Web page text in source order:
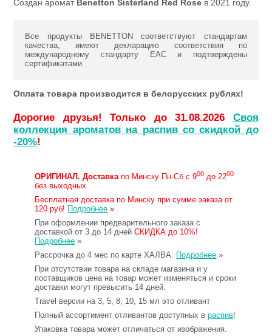
Создан ароматBenetton Sisterland Red Rose в 2021 году.
Все продукты BENETTON соответствуют стандартам
качества, имеют декларацию соответствия по
международному стандарту ЕАС и подтверждены
сертификатами.
Оплата товара производится в белорусских рублях!
Дорогие друзья! Только до 31.08.2026 Своя
коллекция ароматов на распив со скидкой до
-20%!
ОРИГИНАЛ. Доставкапо Минску Пн-Сб с 900 до 2200
без выходных.
Бесплатная доставка по Минску при сумме заказа от
120 руб! Подробнее »
При оформлении предварительного заказа с
доставкой от 3 до 14 днейСКИДКА до 10%!
Подробнее »
Рассрочка до 4 мес по карте ХАЛВА. Подробнее »
При отсутствии товара на складе магазина и у
поставщиков цена на товар может изменяться и сроки
доставки могут превысить 14 дней.
Travel версии на 3, 5, 8, 10, 15 мл это отливант
Полный ассортимент отливантов доступных враспив!
Упаковка товара может отличаться от изображения.